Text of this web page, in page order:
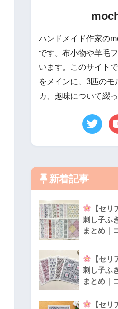
ハンドメイド作家の
です。布小物や羊毛
います。このサイト
をメインに、3匹のモ
カ、趣味について綴っ
新着記事
【セ
刺し子ふ
まとめ｜
【セ
刺し子ふ
まとめ｜
【セ